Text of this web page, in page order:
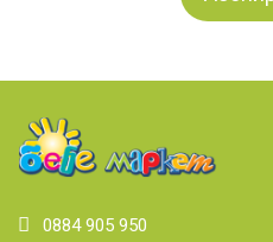
0884 905 950